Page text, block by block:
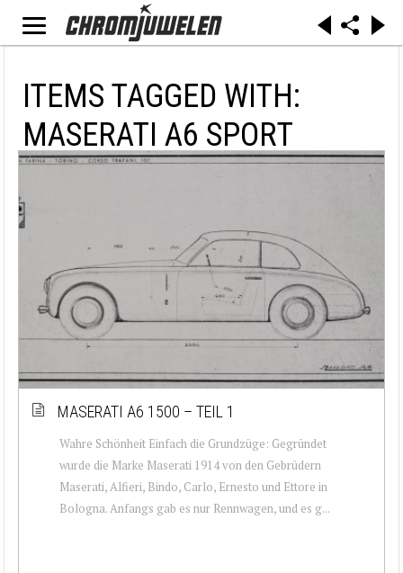
ITEMS TAGGED WITH:
MASERATI A6 SPORT
MASERATI A6 1500 – TEIL 1
Wahre Schönheit Einfach die Grundzüge: Gegründet
wurde die Marke Maserati 1914 von den Gebrüdern
Maserati, Alfieri, Bindo, Carlo, Ernesto und Ettore in
Bologna. Anfangs gab es nur Rennwagen, und es g...